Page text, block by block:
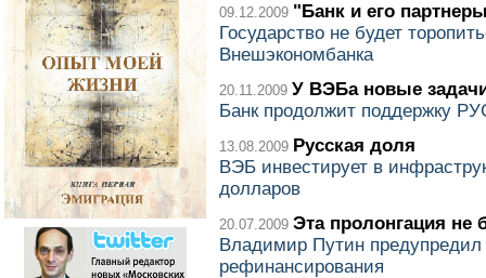
09.12.2009 "Банк и его
Государство не будет
Внешэкономбанка
20.11.2009 У ВЭБа новые
Банк продолжит поддержку
13.08.2009 Русская доля
ВЭБ инвестирует в
долларов
20.07.2009 Эта пролонгация не
Владимир Путин предупредил
рефинансирования